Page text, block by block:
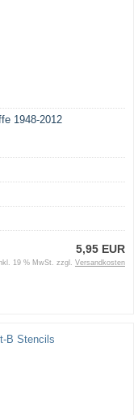
1948-2012
5,95 EUR
19 % MwSt. zzgl. Versandkosten